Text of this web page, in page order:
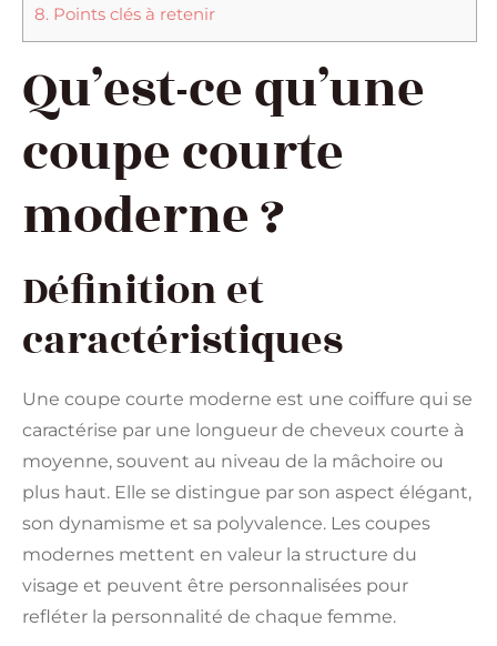
8. Points clés à retenir
Qu’est-ce qu’une
coupe courte
moderne ?
Définition et
caractéristiques
Une coupe courte moderne est une coiffure qui se
caractérise par une longueur de cheveux courte à
moyenne, souvent au niveau de la mâchoire ou
plus haut. Elle se distingue par son aspect élégant,
son dynamisme et sa polyvalence. Les coupes
modernes mettent en valeur la structure du
visage et peuvent être personnalisées pour
refléter la personnalité de chaque femme.